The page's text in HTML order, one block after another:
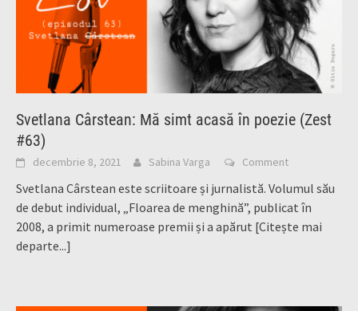
Svetlana Cârstean: Mă simt acasă în poezie (Zest
#63)
decembrie 8, 2021 Sabina Varga Comment
Svetlana Cârstean este scriitoare și jurnalistă. Volumul său
de debut individual, „Floarea de menghină”, publicat în
2008, a primit numeroase premii și a apărut [Citește mai
departe...]